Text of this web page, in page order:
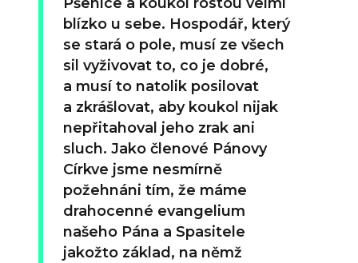
blízko u sebe. Hospodář, který
se stará o pole, musí ze všech
sil vyživovat to, co je dobré,
a musí to natolik posilovat
a zkrášlovat, aby koukol nijak
nepřitahoval jeho zrak ani
sluch. Jako členové Pánovy
Církve jsme nesmírně
požehnáni tím, že máme
drahocenné evangelium
našeho Pána a Spasitele
jakožto základ, na němž